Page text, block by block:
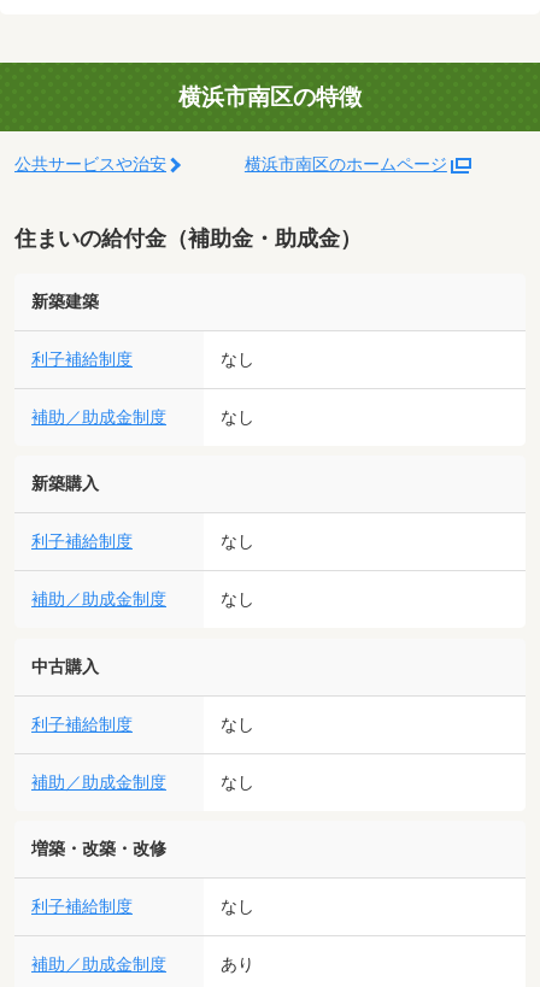
横浜市南区の特徴
公共サービスや治安 横浜市南区のホームページ
住まいの給付金（補助金・助成金）
新築建築
利子補給制度 なし
補助／助成金制度 なし
新築購入
利子補給制度 なし
補助／助成金制度 なし
中古購入
利子補給制度 なし
補助／助成金制度 なし
増築・改築・改修
利子補給制度 なし
補助／助成金制度 あり